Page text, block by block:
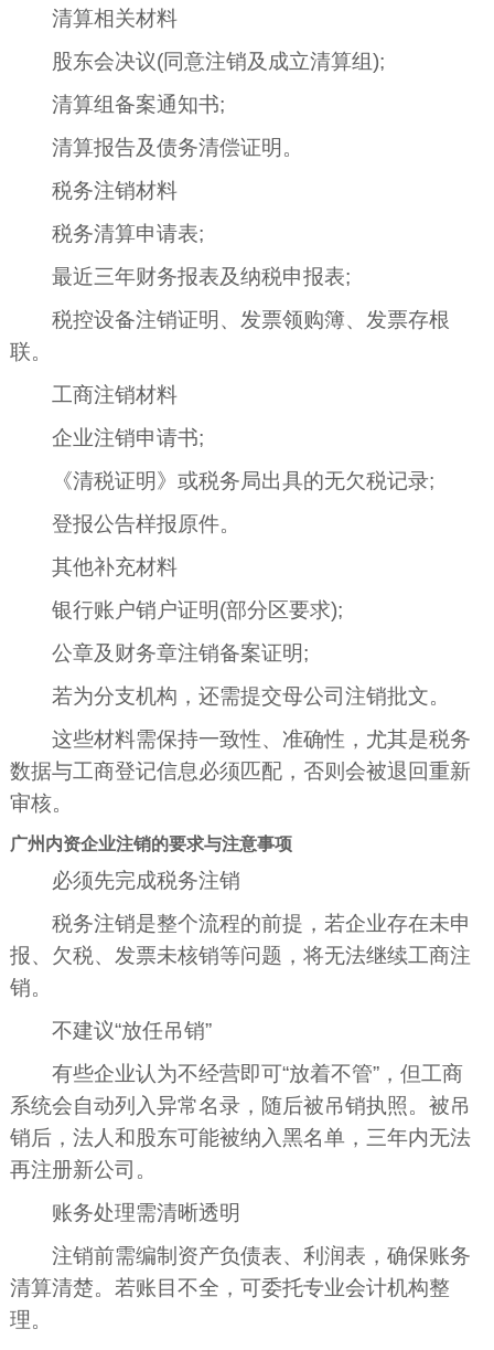
清算相关材料
股东会决议(同意注销及成立清算组);
清算组备案通知书;
清算报告及债务清偿证明。
税务注销材料
税务清算申请表;
最近三年财务报表及纳税申报表;
税控设备注销证明、发票领购簿、发票存根
联。
工商注销材料
企业注销申请书;
《清税证明》或税务局出具的无欠税记录;
登报公告样报原件。
其他补充材料
银行账户销户证明(部分区要求);
公章及财务章注销备案证明;
若为分支机构，还需提交母公司注销批文。
这些材料需保持一致性、准确性，尤其是税务
数据与工商登记信息必须匹配，否则会被退回重新
审核。
广州内资企业注销的要求与注意事项
必须先完成税务注销
税务注销是整个流程的前提，若企业存在未申
报、欠税、发票未核销等问题，将无法继续工商注
销。
不建议“放任吊销”
有些企业认为不经营即可“放着不管”，但工商
系统会自动列入异常名录，随后被吊销执照。被吊
销后，法人和股东可能被纳入黑名单，三年内无法
再注册新公司。
账务处理需清晰透明
注销前需编制资产负债表、利润表，确保账务
清算清楚。若账目不全，可委托专业会计机构整
理。